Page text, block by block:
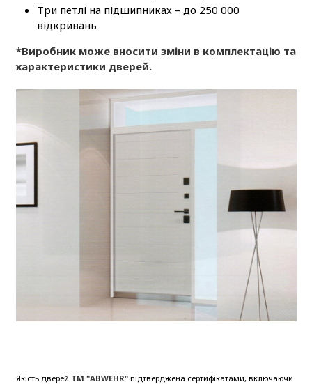
Три петлі на підшипниках – до 250 000
відкривань
*Виробник може вносити зміни в комплектацію та
характеристики дверей.
Якість дверей ТМ "ABWEHR"підтверджена сертифікатами, включаючи